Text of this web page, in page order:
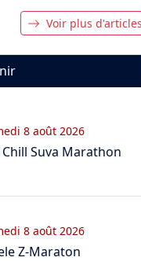
Voir plus d'articles
8 août 2026
Suva Marathon
8 août 2026
Z-Maraton